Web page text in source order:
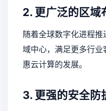
2. 更广泛的区域
随着全球数字化进程
域中心，满足更多行
惠云计算的发展。
3. 更强的安全防